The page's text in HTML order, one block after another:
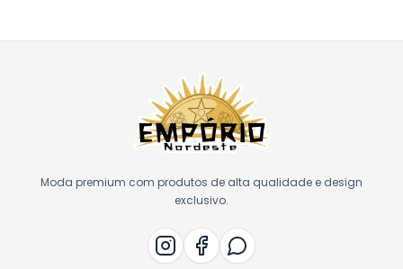
Moda premium com produtos de alta qualidade e design
exclusivo.